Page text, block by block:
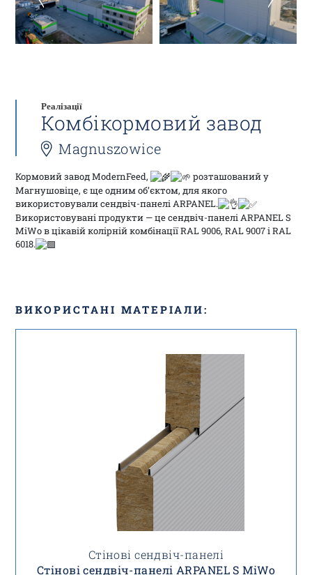
Реалізації
Комбікормовий завод
Magnuszowice
Кормовий завод ModernFeed,
розташований у
Магнушовіце, є ще одним об’єктом, для якого
використовували сендвіч-панелі ARPANEL.
Використовувані продукти — це сендвіч-панелі ARPANEL S
MiWo в цікавій колірній комбінації RAL 9006, RAL 9007 і RAL
6018.
ВИКОРИСТАНІ МАТЕРІАЛИ:
Стінові сендвіч-панелі
Стінові сендвіч-панелі ARPANEL S MiWo